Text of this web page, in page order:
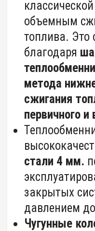
объемным
топлива. Это
благодаря
метода
сжигания
первичного и
стали 4 мм.
закрытых
давлением
Чугунные